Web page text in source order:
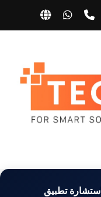
استشارة تطبيق